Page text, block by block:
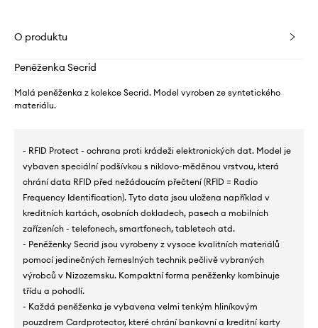
O produktu
Peněženka Secrid
Malá peněženka z kolekce Secrid. Model vyroben ze syntetického
materiálu.
- RFID Protect - ochrana proti krádeži elektronických dat. Model je
vybaven speciální podšívkou s niklovo-měděnou vrstvou, která
chrání data RFID před nežádoucím přečtení (RFID = Radio
Frequency Identification). Tyto data jsou uložena například v
kreditních kartách, osobních dokladech, pasech a mobilních
zařízeních - telefonech, smartfonech, tabletech atd.
- Peněženky Secrid jsou vyrobeny z vysoce kvalitních materiálů
pomocí jedinečných řemeslných technik pečlivě vybraných
výrobců v Nizozemsku. Kompaktní forma peněženky kombinuje
třídu a pohodlí.
- Každá peněženka je vybavena velmi tenkým hliníkovým
pouzdrem Cardprotector, které chrání bankovní a kreditní karty